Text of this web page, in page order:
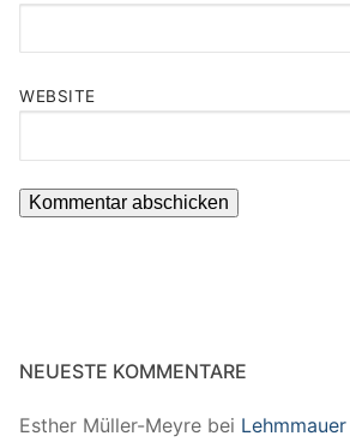
WEBSITE
NEUESTE KOMMENTARE
Esther Müller-Meyre bei Lehmmauer